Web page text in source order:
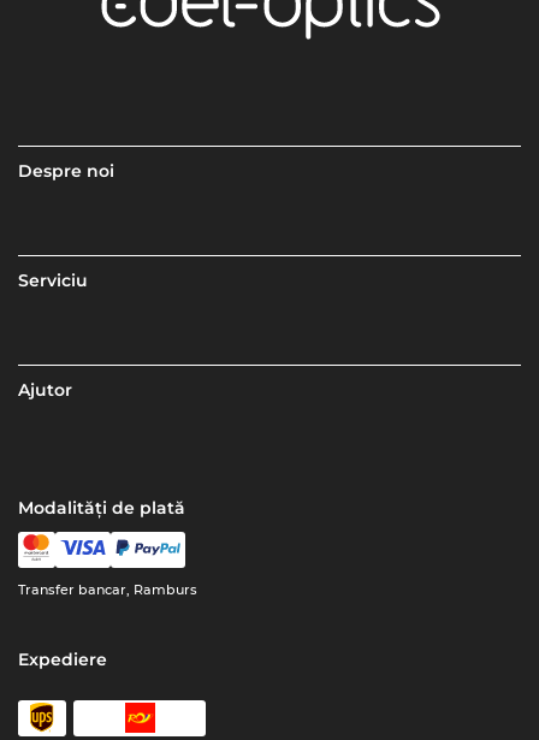
Despre noi
Serviciu
Ajutor
Modalități de plată
Transfer bancar, Ramburs
Expediere